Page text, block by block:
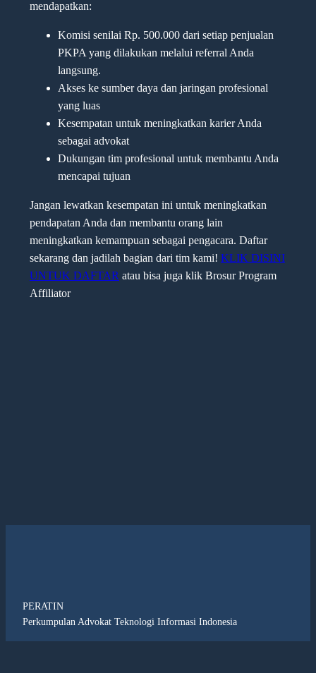
mendapatkan:
Komisi senilai Rp. 500.000 dari setiap penjualan
PKPA yang dilakukan melalui referral Anda
langsung.
Akses ke sumber daya dan jaringan profesional
yang luas
Kesempatan untuk meningkatkan karier Anda
sebagai advokat
Dukungan tim profesional untuk membantu Anda
mencapai tujuan
Jangan lewatkan kesempatan ini untuk meningkatkan
pendapatan Anda dan membantu orang lain
meningkatkan kemampuan sebagai pengacara. Daftar
sekarang dan jadilah bagian dari tim kami! KLIK DISINI
UNTUK DAFTAR atau bisa juga klik Brosur Program
Affiliator
PERATIN
Perkumpulan Advokat Teknologi Informasi Indonesia